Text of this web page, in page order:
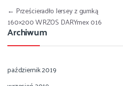
Nawigacja wpisu
← Prześcieradło Jersey z gumką
160×200 WRZOS DARYmex 016
Archiwum
październik 2019